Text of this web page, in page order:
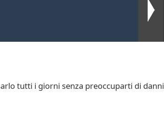
tutti i giorni senza preoccuparti di danni